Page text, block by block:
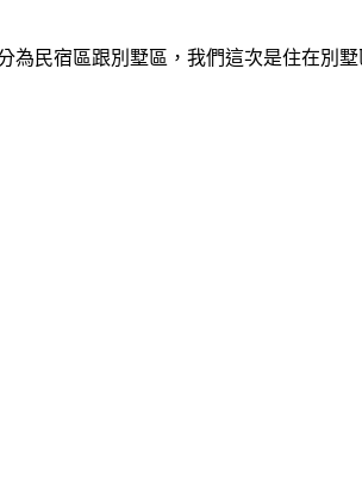
民宿區跟別墅區，我們這次是住在別墅